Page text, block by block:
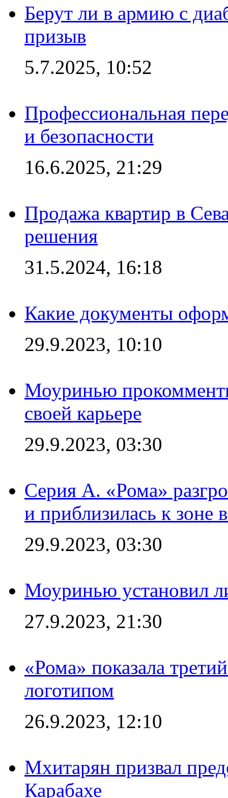
Берут ли в армию с
призыв
5.7.2025, 10:52
Профессиональная
и безопасности
16.6.2025, 21:29
Продажа квартир в
решения
31.5.2024, 16:18
Какие документы
29.9.2023, 10:10
Моуринью
своей карьере
29.9.2023, 03:30
Серия А. «Рома»
и приблизилась к зоне
29.9.2023, 03:30
Моуринью установил
27.9.2023, 21:30
«Рома» показала
логотипом
26.9.2023, 12:10
Мхитарян призвал
Карабахе